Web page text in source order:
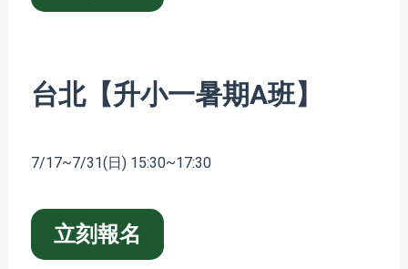
台北【升小一暑期A班】
7/17~7/31(日) 15:30~17:30
立刻報名